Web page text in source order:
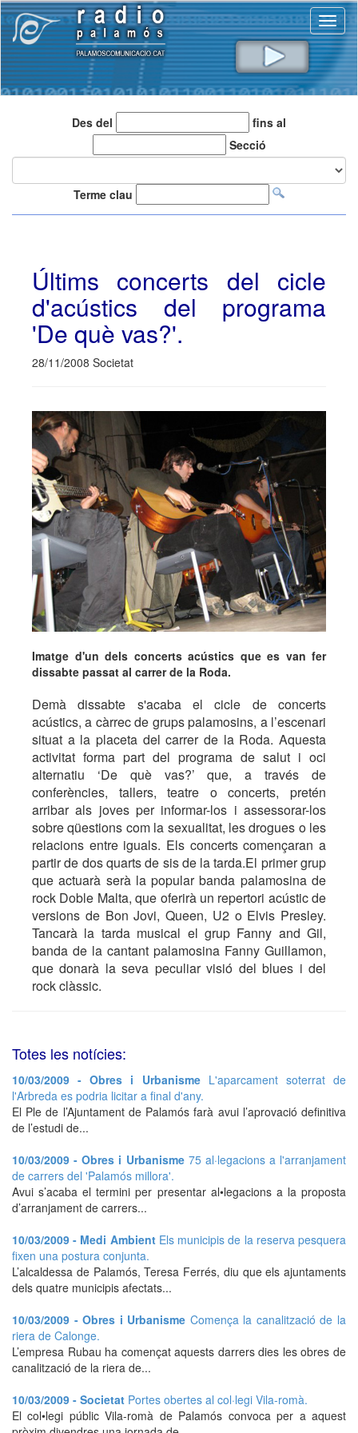
Des del
fins al
Secció
Terme clau
Últims concerts del cicle
d'acústics del programa
'De què vas?'.
28/11/2008 Societat
Imatge d'un dels concerts acústics que es van fer
dissabte passat al carrer de la Roda.
Demà dissabte s'acaba el cicle de concerts
acústics, a càrrec de grups palamosins, a l’escenari
situat a la placeta del carrer de la Roda. Aquesta
activitat forma part del programa de salut i oci
alternatiu ‘De què vas?’ que, a través de
conferències, tallers, teatre o concerts, pretén
arribar als joves per informar-los i assessorar-los
sobre qüestions com la sexualitat, les drogues o les
relacions entre iguals. Els concerts començaran a
partir de dos quarts de sis de la tarda.El primer grup
que actuarà serà la popular banda palamosina de
rock Doble Malta, que oferirà un repertori acústic de
versions de Bon Jovi, Queen, U2 o Elvis Presley.
Tancarà la tarda musical el grup Fanny and Gil,
banda de la cantant palamosina Fanny Guillamon,
que donarà la seva peculiar visió del blues i del
rock clàssic.
Totes les notícies:
10/03/2009 - Obres i Urbanisme L'aparcament soterrat de
l'Arbreda es podria licitar a final d'any.
El Ple de l’Ajuntament de Palamós farà avui l’aprovació definitiva
de l’estudi de...
10/03/2009 - Obres i Urbanisme 75 al·legacions a l'arranjament
de carrers del 'Palamós millora'.
Avui s’acaba el termini per presentar al•legacions a la proposta
d’arranjament de carrers...
10/03/2009 - Medi Ambient Els municipis de la reserva pesquera
fixen una postura conjunta.
L’alcaldessa de Palamós, Teresa Ferrés, diu que els ajuntaments
dels quatre municipis afectats...
10/03/2009 - Obres i Urbanisme Comença la canalització de la
riera de Calonge.
L’empresa Rubau ha començat aquests darrers dies les obres de
canalització de la riera de...
10/03/2009 - Societat Portes obertes al col·legi Vila-romà.
El col•legi públic Vila-romà de Palamós convoca per a aquest